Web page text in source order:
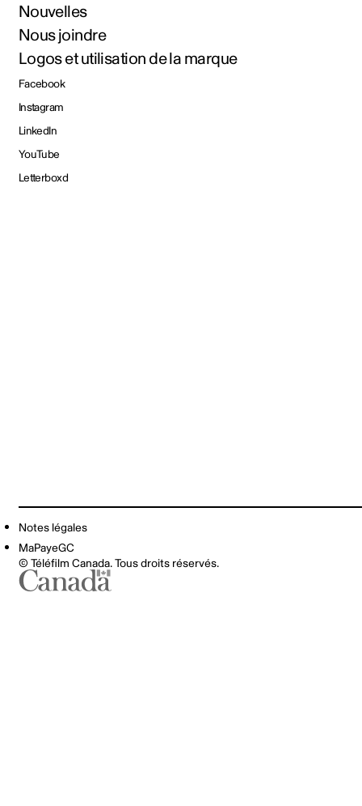
Nouvelles
Nous joindre
Logos et utilisation de la marque
Facebook
Instagram
LinkedIn
YouTube
Letterboxd
Notes légales
MaPayeGC
© Téléfilm Canada. Tous droits réservés.